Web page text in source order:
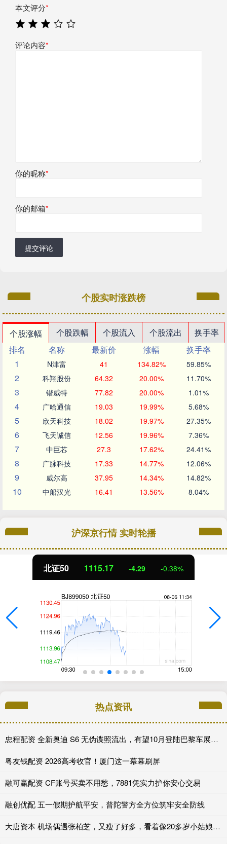
本文评分*
评论内容*
你的昵称*
你的邮箱*
提交评论
个股实时涨跌榜
个股涨幅 个股跌幅 个股流入 个股流出
换手率
排名
名称 最新价 涨幅
换手率
1
N津富 41 134.82% 59.85%
2 科翔股份 64.32 20.00% 11.70%
3 锴威特 77.82 20.00% 1.01%
4 广哈通信 19.03 19.99% 5.68%
5 欣天科技 18.02 19.97% 27.35%
6 飞天诚信 12.56 19.96% 7.36%
7 中巨芯 27.3 17.62% 24.41%
8 广脉科技 17.33 14.77% 12.06%
9 威尔高 37.95 14.34% 14.82%
10 中船汉光 16.41 13.56% 8.04%
沪深京行情 实时轮播
北证50 1115.17 -4.29 -0.38%
热点资讯
忠程配资 全新奥迪 S6 无伪谍照流出，有望10月登陆巴黎车展完成首秀!
粤友钱配资 2026高考收官！厦门这一幕幕刷屏
融可赢配资 CF账号买卖不用愁，7881凭实力护你安心交易
融创优配 五一假期护航平安，普陀警方全方位筑牢安全防线
大唐资本 机场偶遇张柏芝，又瘦了好多，看着像20多岁小姑娘，状态碾压王菲_小朋友_性格_网友